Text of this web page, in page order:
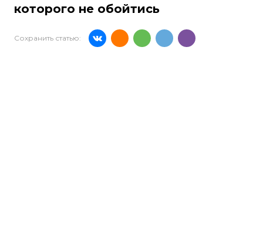
которого не обойтись
Сохранить статью: